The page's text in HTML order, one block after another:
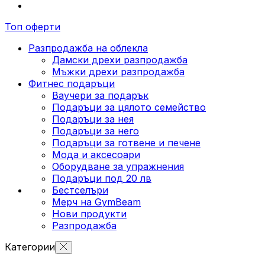
Топ оферти
Разпродажба на облекла
Дамски дрехи разпродажба
Мъжки дрехи разпродажба
Фитнес подаръци
Ваучери за подарък
Подаръци за цялото семейство
Подаръци за нея
Подаръци за него
Подаръци за готвене и печене
Мода и аксесоари
Оборудване за упражнения
Подаръци под 20 лв
Бестселъри
Мерч на GymBeam
Нови продукти
Разпродажба
Категории